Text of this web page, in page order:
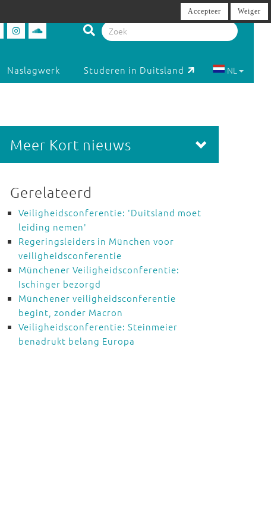
Naslagwerk Studeren in Duitsland NL
Meer Kort nieuws
Gerelateerd
Veiligheidsconferentie: 'Duitsland moet
leiding nemen'
Regeringsleiders in München voor
veiligheidsconferentie
Münchener Veiligheidsconferentie:
Ischinger bezorgd
Münchener veiligheidsconferentie
begint, zonder Macron
Veiligheidsconferentie: Steinmeier
benadrukt belang Europa
Accepteer Weiger